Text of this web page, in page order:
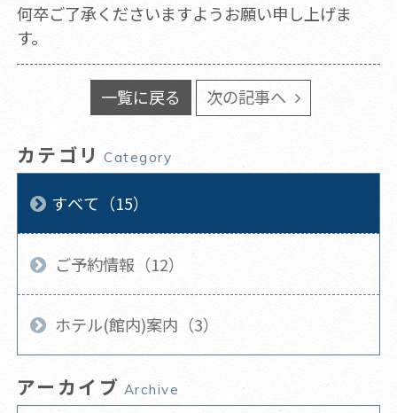
何卒ご了承くださいますようお願い申し上げま
す。
一覧に戻る 次の記事へ
カテゴリ Category
すべて（15）
ご予約情報（12）
ホテル(館内)案内（3）
アーカイブ Archive